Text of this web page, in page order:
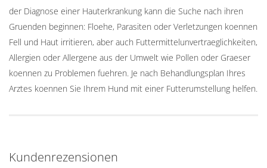
der Diagnose einer Hauterkrankung kann die Suche nach ihren
Gruenden beginnen: Floehe, Parasiten oder Verletzungen koennen
Fell und Haut irritieren, aber auch Futtermittelunvertraeglichkeiten,
Allergien oder Allergene aus der Umwelt wie Pollen oder Graeser
koennen zu Problemen fuehren. Je nach Behandlungsplan Ihres
Arztes koennen Sie Ihrem Hund mit einer Futterumstellung helfen.
Kundenrezensionen